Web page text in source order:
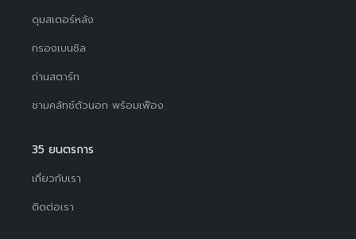
ดุมสเตอร์หลัง
กรองเบนซิล
ถ่านสตาร์ท
ชามคลัทช์ตัวนอก พร้อมเฟือง
35 ยนตรการ
เกี่ยวกับเรา
ติดต่อเรา